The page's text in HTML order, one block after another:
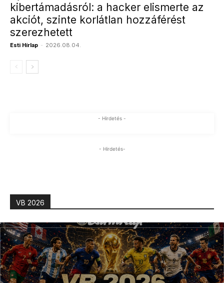
kibertámadásról: a hacker elismerte az
akciót, szinte korlátlan hozzáférést
szerezhetett
Esti Hírlap - 2026.08.04.
- Hirdetés -
- Hirdetés-
VB 2026